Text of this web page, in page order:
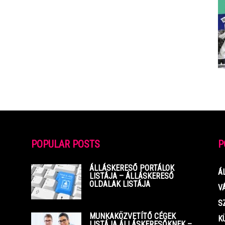
POPULAR POSTS
ÁLLÁSKERESŐ PORTÁLOK
LISTÁJA – ÁLLÁSKERESŐ
OLDALAK LISTÁJA
MUNKAKÖZVETÍTŐ CÉGEK